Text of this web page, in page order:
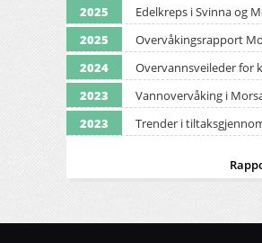
2025
Edelkreps i Svinna og
2025
Overvåkingsrapport
2024
Overvannsveileder for
2023
Vannovervåking i
2023
Trender i